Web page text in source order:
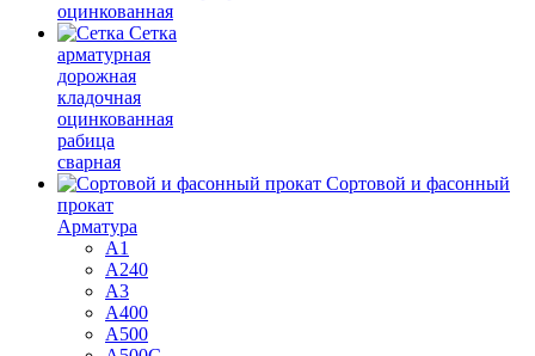
оцинкованная
Сетка
арматурная
дорожная
кладочная
оцинкованная
рабица
сварная
Сортовой и фасонный
прокат
Арматура
А1
А240
А3
А400
А500